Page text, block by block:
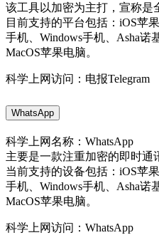
该工具以加密为主打，宣称是
目前支持的平台包括：iOS苹
手机、Windows手机、Asha诺
MacOS苹果电脑。
科学上网访问：电报Telegram
WhatsApp
科学上网名称：WhatsApp
主要是一款注重加密的即时通
当前支持的设备包括：iOS苹
手机、Windows手机、Asha诺
MacOS苹果电脑。
科学上网访问：WhatsApp